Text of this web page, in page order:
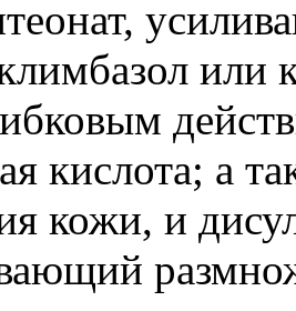
или
кислота; а
кожи, и